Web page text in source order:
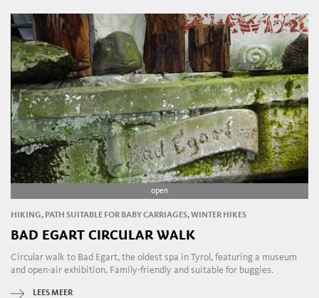
open
HIKING, PATH SUITABLE FOR BABY CARRIAGES, WINTER HIKES
BAD EGART CIRCULAR WALK
Circular walk to Bad Egart, the oldest spa in Tyrol, featuring a museum
and open-air exhibition. Family-friendly and suitable for buggies.
LEES MEER